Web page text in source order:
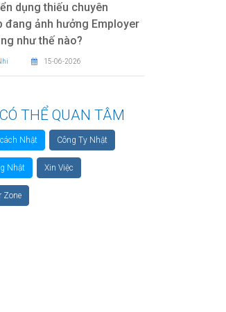
dụng thiếu chuyên
đang ảnh hưởng Employer
như thế nào?
15-06-2026
THỂ QUAN TÂM
Nhật Công Ty Nhật
Nhật Xin Việc
Zone